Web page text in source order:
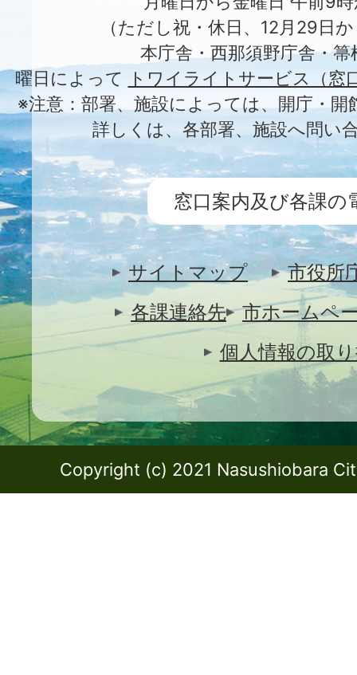
（ただし祝・休日、12月29日
本庁舎・西那須野庁舎・
曜日によって
トワイライトサービス（窓
※注意：部署、施設によっては、開庁・
詳しくは、各部署、施設へ問い
窓口案内及び各課の
サイトマップ
市役所
各課連絡先
市ホームペ
個人情報の取
Copyright (c) 2021 Nasushiobara